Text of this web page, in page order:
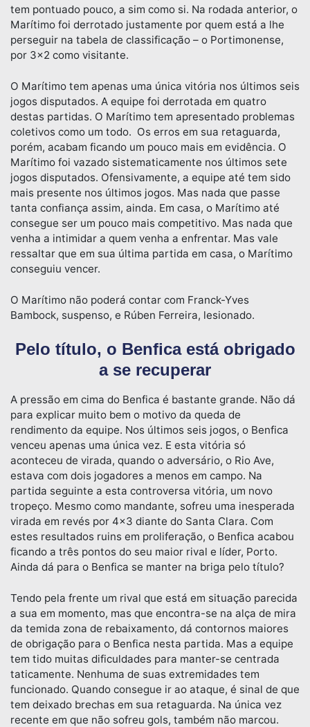
tem pontuado pouco, a sim como si. Na rodada anterior, o
Marítimo foi derrotado justamente por quem está a lhe
perseguir na tabela de classificação – o Portimonense,
por 3×2 como visitante.
O Marítimo tem apenas uma única vitória nos últimos seis
jogos disputados. A equipe foi derrotada em quatro
destas partidas. O Marítimo tem apresentado problemas
coletivos como um todo. Os erros em sua retaguarda,
porém, acabam ficando um pouco mais em evidência. O
Marítimo foi vazado sistematicamente nos últimos sete
jogos disputados. Ofensivamente, a equipe até tem sido
mais presente nos últimos jogos. Mas nada que passe
tanta confiança assim, ainda. Em casa, o Marítimo até
consegue ser um pouco mais competitivo. Mas nada que
venha a intimidar a quem venha a enfrentar. Mas vale
ressaltar que em sua última partida em casa, o Marítimo
conseguiu vencer.
O Marítimo não poderá contar com Franck-Yves
Bambock, suspenso, e Rúben Ferreira, lesionado.
Pelo título, o Benfica está obrigado
a se recuperar
A pressão em cima do Benfica é bastante grande. Não dá
para explicar muito bem o motivo da queda de
rendimento da equipe. Nos últimos seis jogos, o Benfica
venceu apenas uma única vez. E esta vitória só
aconteceu de virada, quando o adversário, o Rio Ave,
estava com dois jogadores a menos em campo. Na
partida seguinte a esta controversa vitória, um novo
tropeço. Mesmo como mandante, sofreu uma inesperada
virada em revés por 4×3 diante do Santa Clara. Com
estes resultados ruins em proliferação, o Benfica acabou
ficando a três pontos do seu maior rival e líder, Porto.
Ainda dá para o Benfica se manter na briga pelo título?
Tendo pela frente um rival que está em situação parecida
a sua em momento, mas que encontra-se na alça de mira
da temida zona de rebaixamento, dá contornos maiores
de obrigação para o Benfica nesta partida. Mas a equipe
tem tido muitas dificuldades para manter-se centrada
taticamente. Nenhuma de suas extremidades tem
funcionado. Quando consegue ir ao ataque, é sinal de que
tem deixado brechas em sua retaguarda. Na única vez
recente em que não sofreu gols, também não marcou.